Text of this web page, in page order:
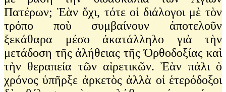
Πατέρων; Ἐὰν ὄχι, τότε οἱ διάλογοι μὲ τὸν
τρόπο ποὺ συμβαίνουν ἀποτελοῦν
ξεκάθαρα μέσο ἀκατάλληλο γιὰ τὴν
μετάδοση τῆς ἀλήθειας τῆς Ὀρθοδοξίας καὶ
τὴν θεραπεία τῶν αἱρετικῶν. Ἐὰν πάλι ὁ
χρόνος ὑπῆρξε ἀρκετὸς ἀλλὰ οἱ ἑτερόδοξοι